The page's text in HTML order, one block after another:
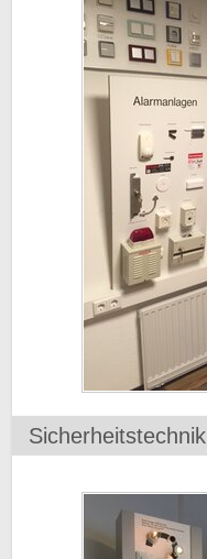
Sicherheitstechnik